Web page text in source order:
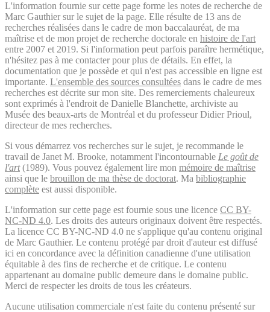
L'information fournie sur cette page forme les notes de recherche de
Marc Gauthier sur le sujet de la page. Elle résulte de 13 ans de
recherches réalisées dans le cadre de mon baccalauréat, de ma
maîtrise et de mon projet de recherche doctorale en histoire de l'art
entre 2007 et 2019. Si l'information peut parfois paraître hermétique,
n'hésitez pas à me contacter pour plus de détails. En effet, la
documentation que je possède et qui n'est pas accessible en ligne est
importante. L'ensemble des sources consultées dans le cadre de mes
recherches est décrite sur mon site. Des remerciements chaleureux
sont exprimés à l'endroit de Danielle Blanchette, archiviste au
Musée des beaux-arts de Montréal et du professeur Didier Prioul,
directeur de mes recherches.
Si vous démarrez vos recherches sur le sujet, je recommande le
travail de Janet M. Brooke, notamment l'incontournable Le goût de
l'art(1989). Vous pouvez également lire mon mémoire de maîtrise
ainsi que le brouillon de ma thèse de doctorat. Ma bibliographie
complète est aussi disponible.
L'information sur cette page est fournie sous une licence CC BY-
NC-ND 4.0. Les droits des auteurs originaux doivent être respectés.
La licence CC BY-NC-ND 4.0 ne s'applique qu'au contenu original
de Marc Gauthier. Le contenu protégé par droit d'auteur est diffusé
ici en concordance avec la définition canadienne d'une utilisation
équitable à des fins de recherche et de critique. Le contenu
appartenant au domaine public demeure dans le domaine public.
Merci de respecter les droits de tous les créateurs.
Aucune utilisation commerciale n'est faite du contenu présenté sur